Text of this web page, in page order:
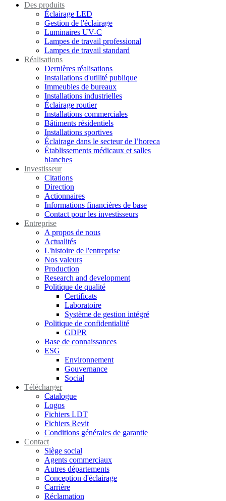
Des produits
Éclairage LED
Gestion de l'éclairage
Luminaires UV-C
Lampes de travail professional
Lampes de travail standard
Réalisations
Dernières réalisations
Installations d'utilité publique
Immeubles de bureaux
Installations industrielles
Éclairage routier
Installations commerciales
Bâtiments résidentiels
Installations sportives
Éclairage dans le secteur de l’horeca
Établissements médicaux et salles
blanches
Investisseur
Citations
Direction
Actionnaires
Informations financières de base
Contact pour les investisseurs
Entreprise
A propos de nous
Actualités
L'histoire de l'entreprise
Nos valeurs
Production
Research and development
Politique de qualité
Certificats
Laboratoire
Système de gestion intégré
Politique de confidentialité
GDPR
Base de connaissances
ESG
Environnement
Gouvernance
Social
Télécharger
Catalogue
Logos
Fichiers LDT
Fichiers Revit
Conditions générales de garantie
Contact
Siège social
Agents commerciaux
Autres départements
Conception d'éclairage
Carrière
Réclamation